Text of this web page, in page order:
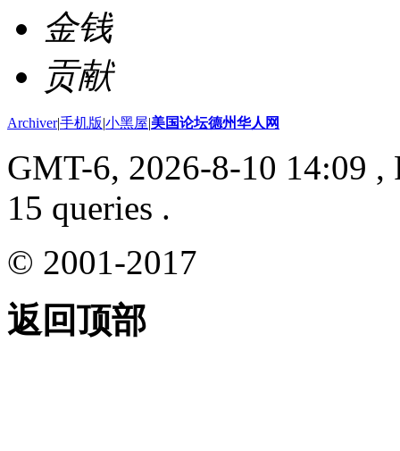
金钱
贡献
Archiver|手机版|小黑屋|美国论坛德州华人网
GMT-6, 2026-8-10 14:09 ,
15 queries .
© 2001-2017
返回顶部